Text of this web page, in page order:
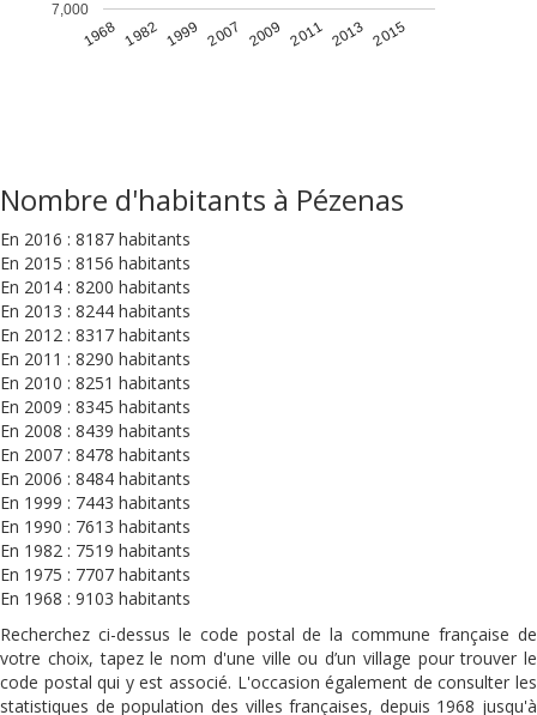
1968 1982 1999 2007 2009 2011 2013 2015
7,000
Nombre d'habitants à Pézenas
En 2016 : 8187 habitants
En 2015 : 8156 habitants
En 2014 : 8200 habitants
En 2013 : 8244 habitants
En 2012 : 8317 habitants
En 2011 : 8290 habitants
En 2010 : 8251 habitants
En 2009 : 8345 habitants
En 2008 : 8439 habitants
En 2007 : 8478 habitants
En 2006 : 8484 habitants
En 1999 : 7443 habitants
En 1990 : 7613 habitants
En 1982 : 7519 habitants
En 1975 : 7707 habitants
En 1968 : 9103 habitants
Recherchez ci-dessus le code postal de la commune française de
votre choix, tapez le nom d'une ville ou d’un village pour trouver le
code postal qui y est associé. L'occasion également de consulter les
statistiques de population des villes françaises, depuis 1968 jusqu'à